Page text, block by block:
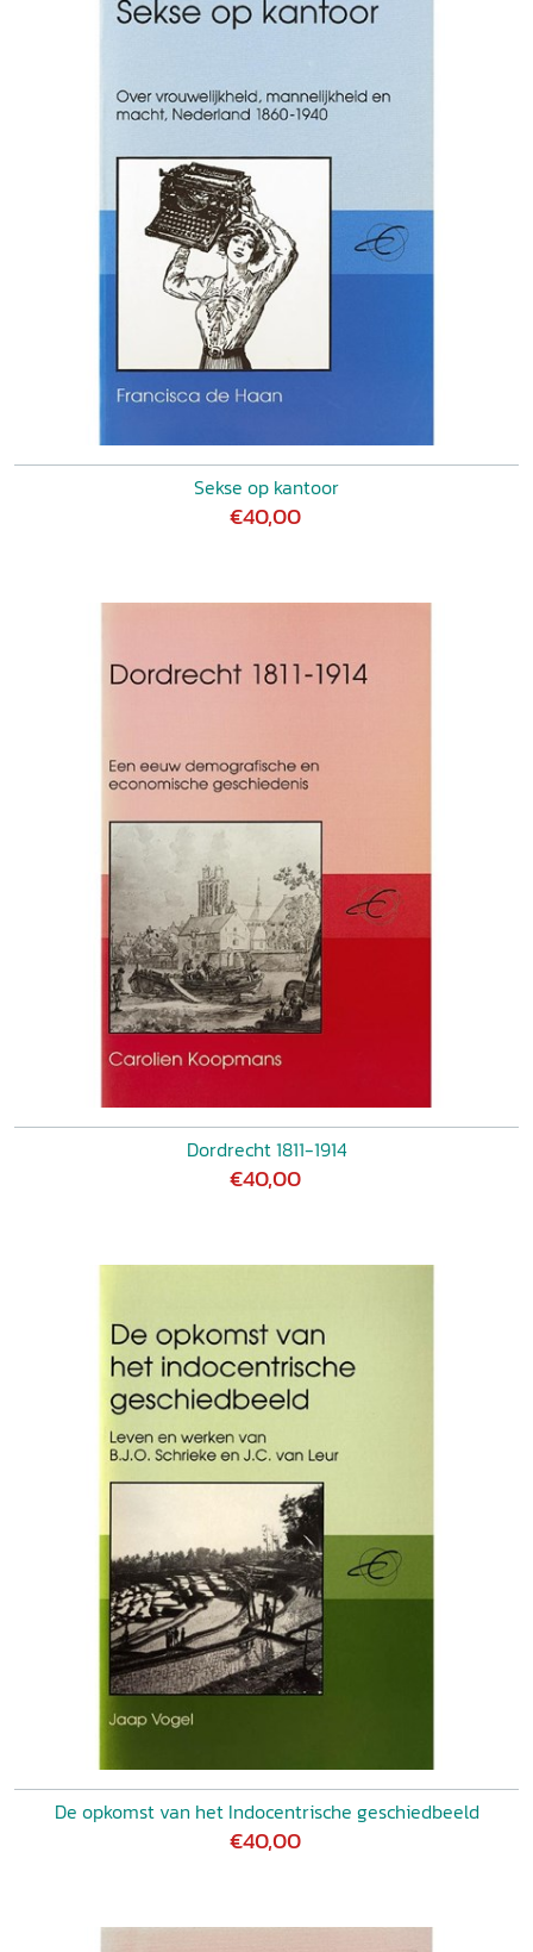
Sekse op kantoor
€40,00
Dordrecht 1811-1914
€40,00
De opkomst van het Indocentrische geschiedbeeld
€40,00